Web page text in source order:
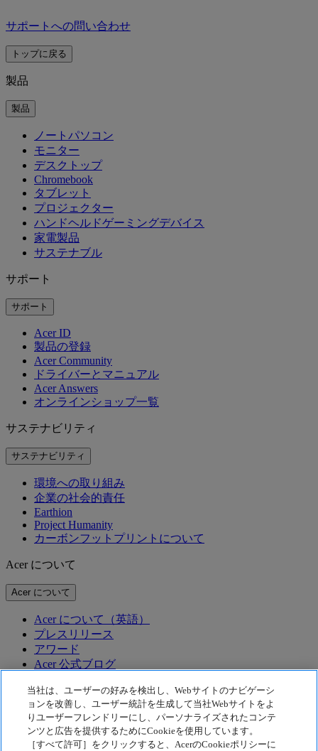
サポートへの問い合わせ
トップに戻る
製品
製品
ノートパソコン
モニター
デスクトップ
Chromebook
タブレット
プロジェクター
ハンドヘルドゲーミングデバイス
家電製品
サステナブル
サポート
サポート
Acer ID
製品の登録
Acer Community
ドライバーとマニュアル
Acer Answers
オンラインショップ一覧
サステナビリティ
サステナビリティ
環境への取り組み
企業の社会的責任
Earthion
Project Humanity
カーボンフットプリントについて
Acer について
Acer について
Acer について（英語）
プレスリリース
アワード
Acer 公式ブログ
テクノロジー
テクノロジー
Acer テクノロジー
当社は、ユーザーの好みを検出し、Webサイトのナビゲーシ
ョンを改善し、ユーザー統計を生成して当社Webサイトをよ
りユーザーフレンドリーにし、パーソナライズされたコンテ
ンツと広告を提供するためにCookieを使用しています。
［すべて許可］をクリックすると、AcerのCookieポリシーに